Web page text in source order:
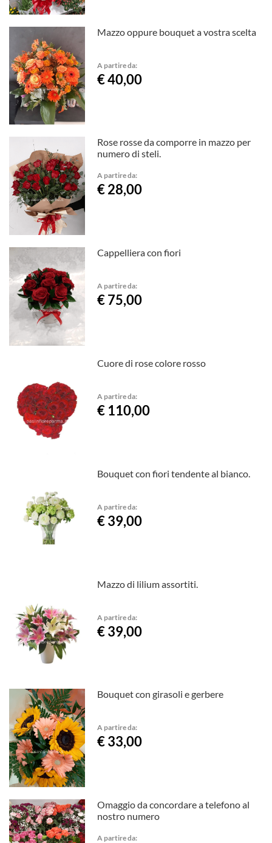
Mazzo oppure bouquet a vostra scelta
A partire da:
€ 40,00
Rose rosse da comporre in mazzo per
numero di steli.
A partire da:
€ 28,00
Cappelliera con fiori
A partire da:
€ 75,00
Cuore di rose colore rosso
A partire da:
€ 110,00
Bouquet con fiori tendente al bianco.
A partire da:
€ 39,00
Mazzo di lilium assortiti.
A partire da:
€ 39,00
Bouquet con girasoli e gerbere
A partire da:
€ 33,00
Omaggio da concordare a telefono al
nostro numero
A partire da: